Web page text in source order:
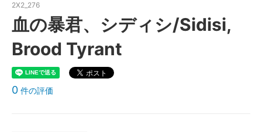
2X2_276
血の暴君、シディシ/Sidisi,
Brood Tyrant
0 件の評価